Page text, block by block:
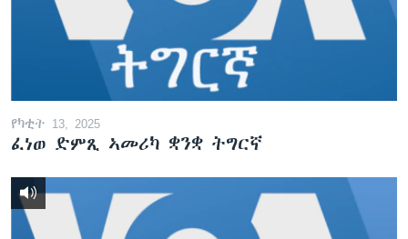
የካቲት 13, 2025
ፈነወ ድምጺ ኣመሪካ ቋንቋ ትግርኛ